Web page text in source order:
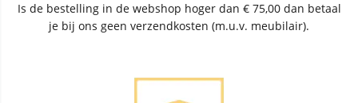
Is de bestelling in de webshop hoger dan € 75,00 dan betaal
je bij ons geen verzendkosten (m.u.v. meubilair).